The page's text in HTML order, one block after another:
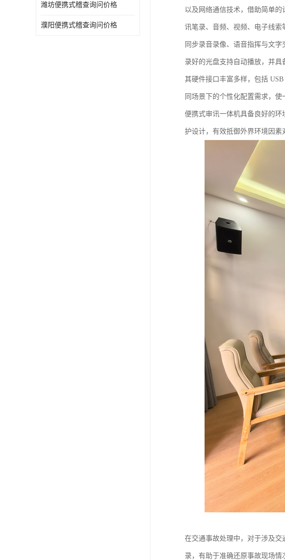
潍坊便携式稽查询问价格
濮阳便携式稽查询问价格
以及网络通信技术，借助简单
讯笔录、音频、视频、电子线
同步录音录像、语音指挥与文
录好的光盘支持自动播放，并具
其硬件接口丰富多样，包括
同场景下的个性化配置需求，使
便携式审讯一体机具备良好的
护设计，有效抵御外界环境因素
在交通事故处理中，对于涉及
录，有助于准确还原事故现场情